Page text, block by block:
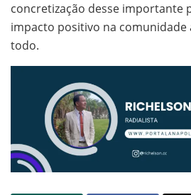
concretização desse importante
impacto positivo na
todo.